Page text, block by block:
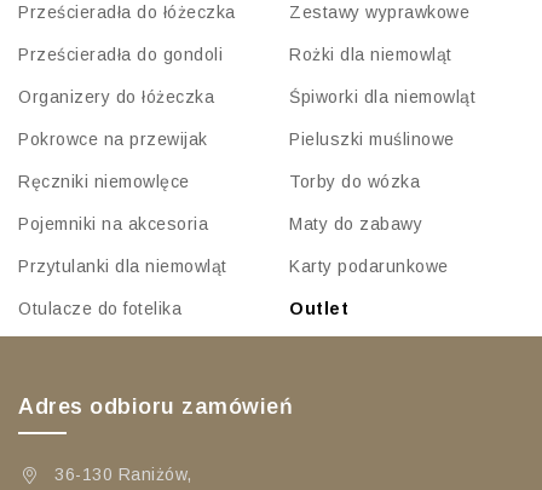
Prześcieradła do łóżeczka
Prześcieradła do gondoli
Organizery do łóżeczka
Pokrowce na przewijak
Ręczniki niemowlęce
Pojemniki na akcesoria
Przytulanki dla niemowląt
Otulacze do fotelika
Zestawy wyprawkowe
Rożki dla niemowląt
Śpiworki dla niemowląt
Pieluszki muślinowe
Torby do wózka
Maty do zabawy
Karty podarunkowe
Outlet
Adres odbioru zamówień
36-130 Raniżów,